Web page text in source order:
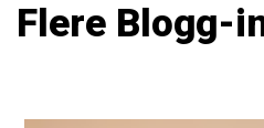
Flere Blogg-